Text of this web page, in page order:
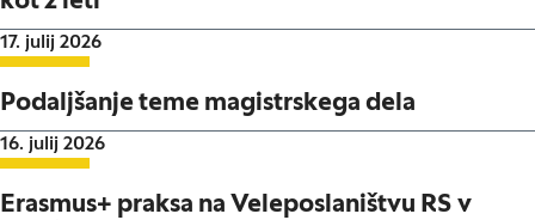
Datum objave:
17. julij 2026
Podaljšanje teme magistrskega dela
Datum objave:
16. julij 2026
Erasmus+ praksa na Veleposlaništvu RS v